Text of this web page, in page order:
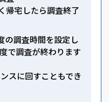
帰宅したら調査終了
の調査時間を設定し
で調査が終わります
スに回すこともでき